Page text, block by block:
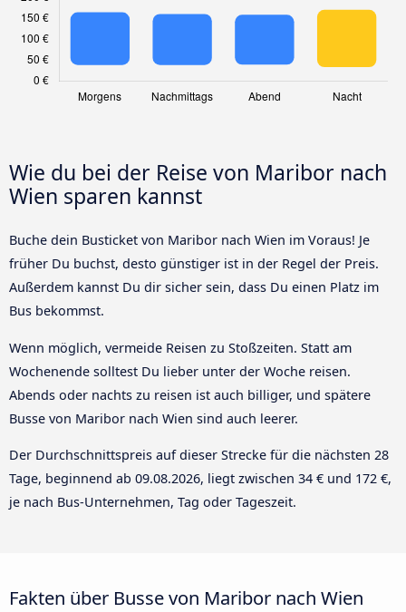
Wie du bei der Reise von Maribor nach
Wien sparen kannst
Buche dein Busticket von Maribor nach Wien im Voraus! Je
früher Du buchst, desto günstiger ist in der Regel der Preis.
Außerdem kannst Du dir sicher sein, dass Du einen Platz im
Bus bekommst.
Wenn möglich, vermeide Reisen zu Stoßzeiten. Statt am
Wochenende solltest Du lieber unter der Woche reisen.
Abends oder nachts zu reisen ist auch billiger, und spätere
Busse von Maribor nach Wien sind auch leerer.
Der Durchschnittspreis auf dieser Strecke für die nächsten 28
Tage, beginnend ab 09.08.2026, liegt zwischen 34 € und 172 €,
je nach Bus-Unternehmen, Tag oder Tageszeit.
Fakten über Busse von Maribor nach Wien